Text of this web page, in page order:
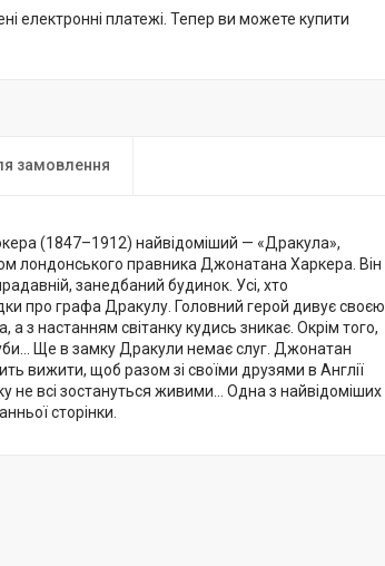
електронні платежі. Тепер ви можете купити
замовлення
(1847–1912) найвідоміший — «Дракула»,
лондонського правника Джонатана Харкера. Він
занедбаний будинок. Усі, хто
про графа Дракулу. Головний герой дивує своєю
з настанням світанку кудись зникає. Окрім того,
Ще в замку Дракули немає слуг. Джонатан
вижити, щоб разом зі своїми друзями в Англії
не всі зостануться живими… Одна з найвідоміших
сторінки.